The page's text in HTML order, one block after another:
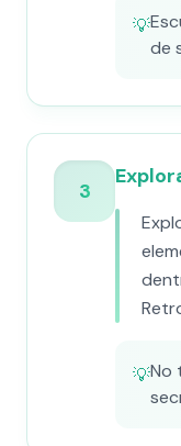
💡
de
3
💡No